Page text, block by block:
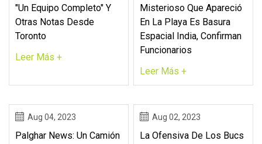
"un Equipo Completo" Y
Otras Notas Desde
Toronto
Leer Más +
Misterioso Que Apareció
En La Playa Es Basura
Espacial India, Confirman
Funcionarios
Leer Más +
Aug 04, 2023
Palghar News: Un Camión
Aug 02, 2023
La Ofensiva De Los Bucs